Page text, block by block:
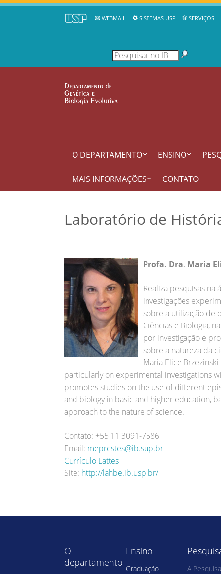
WEBMAIL SISTEMAS USP SERVIÇOS
O DEPARTAMENTO ENSINO
MAIS INFORMAÇÕES CONTATO
Laboratório de
Profa. Dra. Maria
Realiza pesquisas na
investigações
sobre a utilização de
Ciências e Biologia,
por investigação e
sobre a natureza da
Maria Elice
particularly on experimental investigations
promotes studies on the use of different
and biology in basic and higher education,
approach to the nature of science.
Contato: +55 11 3091-7586
Email: meprestes@ib.sup.br
Currículo Lattes
Site: http://lahbe.ib.usp.br/
O
departamento
Ensino
Graduação
A Pesquisa